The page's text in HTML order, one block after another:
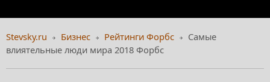
Stevsky.ru Бизнес Рейтинги Форбс
Самые
влиятельные люди мира 2018 Форбс